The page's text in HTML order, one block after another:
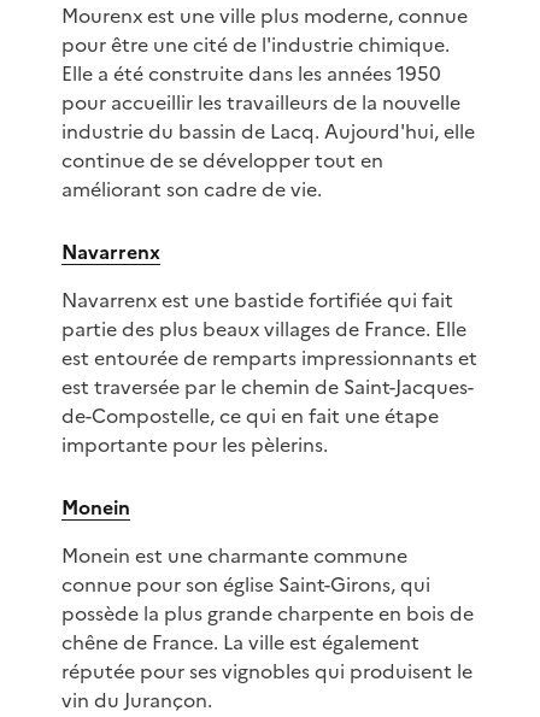
Mourenx est une ville plus moderne, connue
pour être une cité de l'industrie chimique.
Elle a été construite dans les années 1950
pour accueillir les travailleurs de la nouvelle
industrie du bassin de Lacq. Aujourd'hui, elle
continue de se développer tout en
améliorant son cadre de vie.
Navarrenx
Navarrenx est une bastide fortifiée qui fait
partie des plus beaux villages de France. Elle
est entourée de remparts impressionnants et
est traversée par le chemin de Saint-Jacques-
de-Compostelle, ce qui en fait une étape
importante pour les pèlerins.
Monein
Monein est une charmante commune
connue pour son église Saint-Girons, qui
possède la plus grande charpente en bois de
chêne de France. La ville est également
réputée pour ses vignobles qui produisent le
vin du Jurançon.